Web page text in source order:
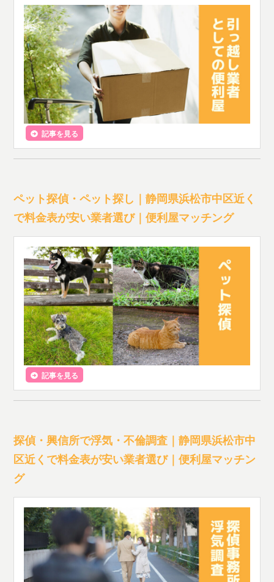
記事を見る
ペット探偵・ペット探し｜静岡県浜松市中区近く
で料金表が安い業者選び｜便利屋マッチング
記事を見る
探偵・興信所で浮気・不倫調査｜静岡県浜松市中
区近くで料金表が安い業者選び｜便利屋マッチン
グ